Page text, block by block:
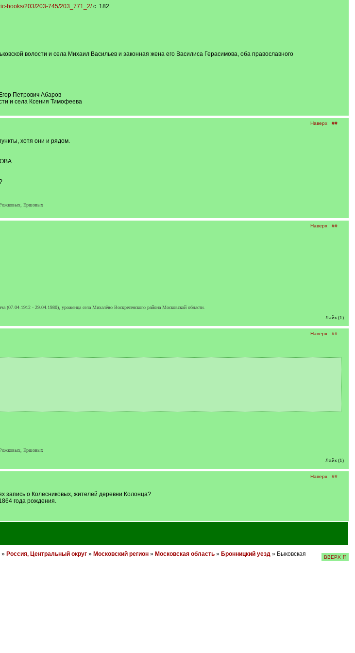
books/203/203-745/203_771_2/с. 182
волости и села Михаил Васильев и законная жена его Василиса Герасимова, оба православного
Петрович Абаров
и села Ксения Тимофеева
Наверх ##
хотя они и рядом.
Ершовых
Наверх ##
(07.04.1912 - 29.04.1980), уроженца села Михалёво Воскресенского района Московской области.
Лайк (1)
Наверх ##
Ершовых
Лайк (1)
Наверх ##
запись о Колесниковых, жителей деревни Колонца?
года рождения.
» Россия, Центральный округ» Московский регион» Московская область» Бронницкий уезд» Быковская
ВВЕРХ ⇈